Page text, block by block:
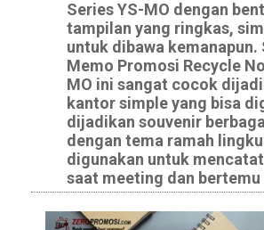
Series YS-MO dengan
tampilan yang ringkas,
untuk dibawa kemanapun.
Memo Promosi Recycle
MO ini sangat cocok
kantor simple yang bisa
dijadikan souvenir
dengan tema ramah
digunakan untuk
saat meeting dan